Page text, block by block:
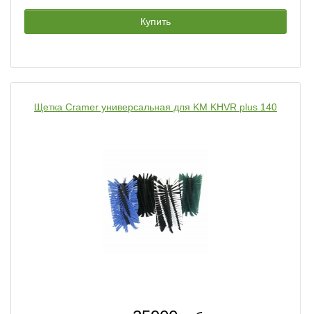
Купить
Щетка Cramer универсальная для KM KHVR plus 140